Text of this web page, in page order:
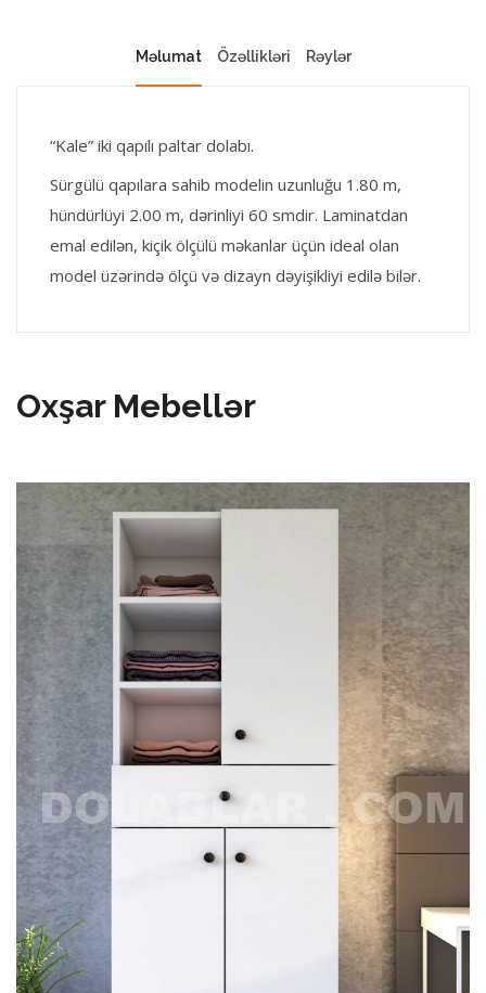
Məlumat Özəllikləri Rəylər
“Kale” iki qapılı paltar dolabı.
Sürgülü qapılara sahib modelin uzunluğu 1.80 m,
hündürlüyi 2.00 m, dərinliyi 60 smdir. Laminatdan
emal edilən, kiçik ölçülü məkanlar üçün ideal olan
model üzərində ölçü və dizayn dəyişikliyi edilə bilər.
Oxşar Mebellər